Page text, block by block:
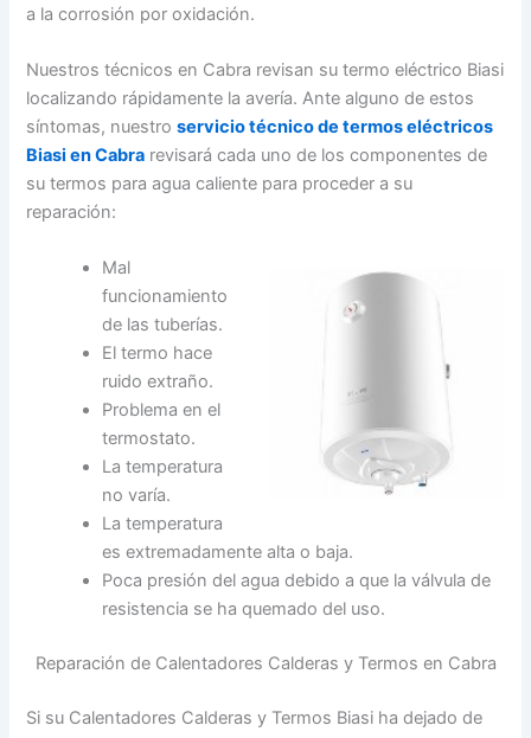
a la corrosión por oxidación.
Nuestros técnicos en Cabra revisan su termo eléctrico Biasi
localizando rápidamente la avería. Ante alguno de estos
síntomas, nuestroservicio técnico de termos eléctricos
Biasi en Cabra revisará cada uno de los componentes de
su termos para agua caliente para proceder a su
reparación:
Mal
funcionamiento
de las tuberías.
El termo hace
ruido extraño.
Problema en el
termostato.
La temperatura
no varía.
La temperatura
es extremadamente alta o baja.
Poca presión del agua debido a que la válvula de
resistencia se ha quemado del uso.
Reparación de Calentadores Calderas y Termos en Cabra
Si su Calentadores Calderas y Termos Biasi ha dejado de